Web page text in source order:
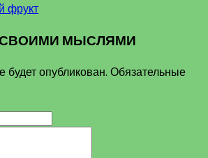
фрукт
МЫСЛЯМИ
опубликован. Обязательные